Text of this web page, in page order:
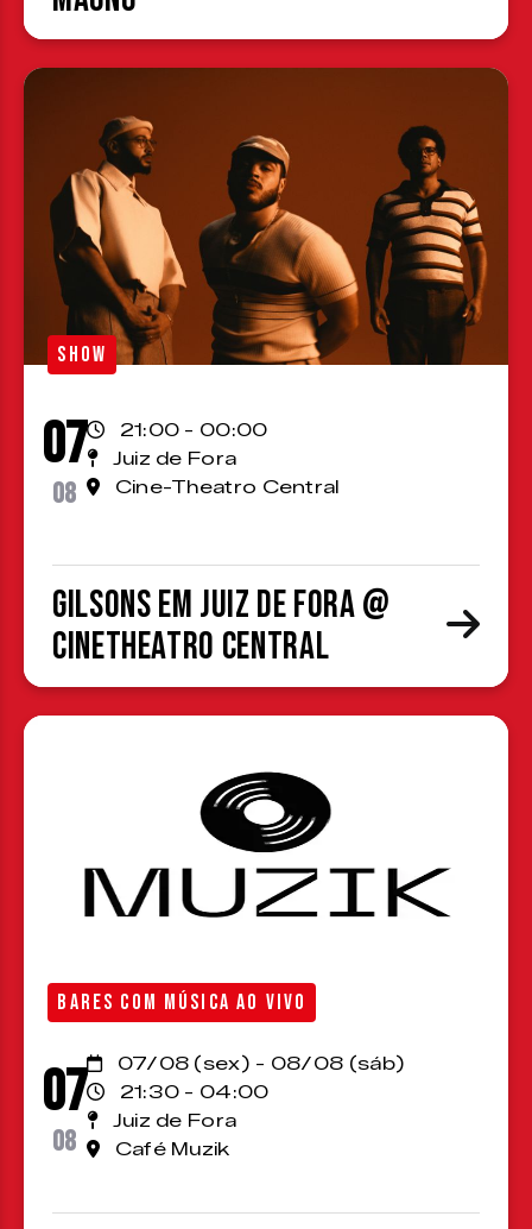
SHOW
07
08
21:00 - 00:00
Juiz de Fora
Cine-Theatro Central
Gilsons em Juiz de Fora @
CineTheatro Central
BARES COM MÚSICA AO VIVO
07
08
07/08 (sex) - 08/08 (sáb)
21:30 - 04:00
Juiz de Fora
Café Muzik